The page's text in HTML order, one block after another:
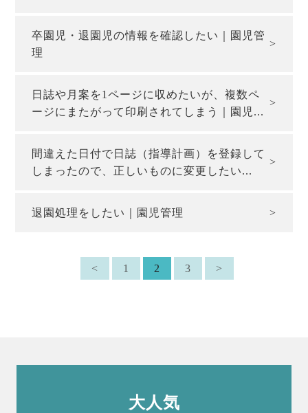
卒園児・退園児の情報を確認したい｜園児管
理
日誌や月案を1ページに収めたいが、複数ペ
ージにまたがって印刷されてしまう｜園児...
間違えた日付で日誌（指導計画）を登録して
しまったので、正しいものに変更したい...
退園処理をしたい｜園児管理
< 1 2 3 >
大人気